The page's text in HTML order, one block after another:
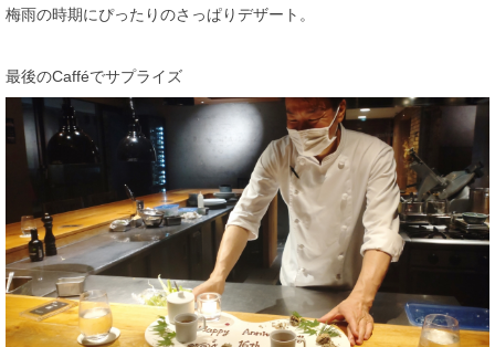
梅雨の時期にぴったりのさっぱりデザート。
最後のCafféでサプライズ